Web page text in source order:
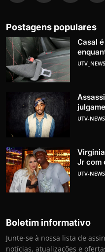
Postagens populares
Casal
UTV_NEWS
UTV-NEWS
Jr com
UTV-NEWS
Boletim informativo
Junte-se à nossa lista de
notícias, atualizações e